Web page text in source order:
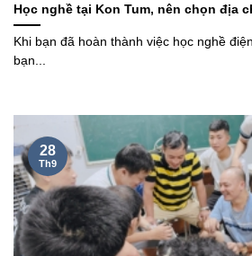
Học nghề tại Kon Tum, nên chọn địa
Khi bạn đã hoàn thành việc học nghề
bạn...
28
Th9